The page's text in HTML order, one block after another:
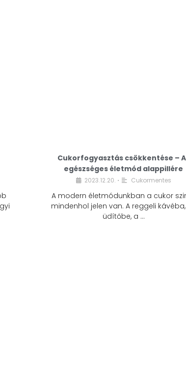
Cukorfogyasztás csökkentése –
egészséges életmód alappillére
2023.12.20. • Cukormentes
A modern életmódunkban a cukor
mindenhol jelen van. A reggeli
üdítőbe, a …
egészséges
alappillére